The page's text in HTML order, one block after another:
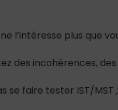
l’intéresse plus que
des incohérences,
se faire tester IST/MST ;